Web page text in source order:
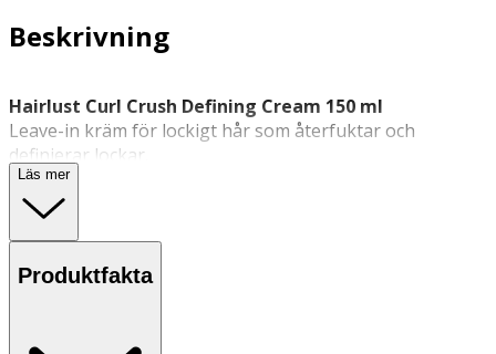
Beskrivning
Hairlust Curl Crush Defining Cream 150 ml
Leave-in kräm för lockigt hår som återfuktar och
definierar lockar.
Hairlust Curl Crush Defining Cream är en leave-in
hårkräm för lockigt hår.
återfukta och mjukgöra håret samt bidra till att definiera
Läs mer
Produktfakta